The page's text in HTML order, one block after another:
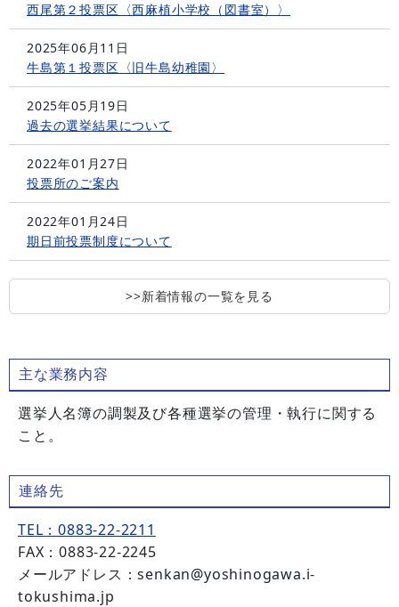
西尾第２投票区〈西麻植小学校（図書室）〉
2025年06月11日
牛島第１投票区〈旧牛島幼稚園〉
2025年05月19日
過去の選挙結果について
2022年01月27日
投票所のご案内
2022年01月24日
期日前投票制度について
>>新着情報の一覧を見る
主な業務内容
選挙人名簿の調製及び各種選挙の管理・執行に関する
こと。
連絡先
TEL：0883-22-2211
FAX：0883-22-2245
メールアドレス：senkan@yoshinogawa.i-
tokushima.jp